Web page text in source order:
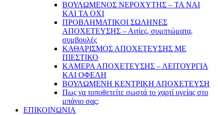
ΒΟΥΛΩΜΕΝΟΣ ΝΕΡΟΧΥΤΗΣ – TA NAI
KAI TA OXI
ΠΡΟΒΛΗΜΑΤIKOI ΣΩΛΗΝΕΣ
ΑΠΟΧΕΤΕΥΣΗΣ – Αιτίες, συμπτώματα,
συμβουλές
ΚΑΘΑΡΙΣΜΟΣ ΑΠΟΧΕΤΕΥΣΗΣ ΜΕ
ΠΙΕΣΤΙΚΟ
ΚΑΜΕΡΑ ΑΠΟΧΕΤΕΥΣΗΣ – ΛΕΙΤΟΥΡΓΙΑ
ΚΑΙ ΟΦΕΛΗ
ΒΟΥΛΩΜΕΝΗ ΚΕΝΤΡΙΚΗ ΑΠΟΧΕΤΕΥΣΗ
Πως να τοποθετείτε σωστά το χαρτί υγείας στο
μπάνιο σας;
ΕΠΙΚΟΙΝΩΝΙΑ